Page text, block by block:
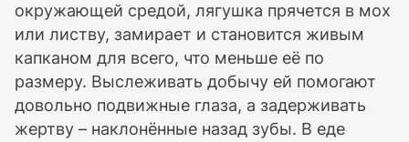
окружающей средой, лягушка прячется в мох
или листву, замирает и становится живым
капканом для всего, что меньше её по
размеру. Выслеживать добычу ей помогают
довольно подвижные глаза, а задерживать
жертву – наклонённые назад зубы. В еде